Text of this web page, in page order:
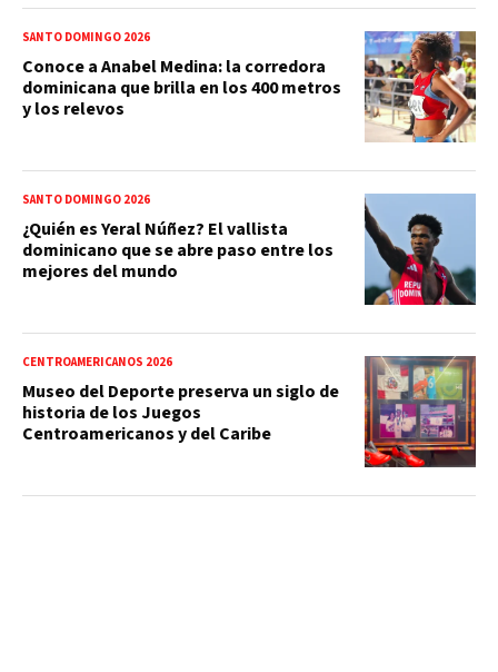
SANTO DOMINGO 2026
Conoce a Anabel Medina: la corredora
dominicana que brilla en los 400 metros
y los relevos
SANTO DOMINGO 2026
¿Quién es Yeral Núñez? El vallista
dominicano que se abre paso entre los
mejores del mundo
CENTROAMERICANOS 2026
Museo del Deporte preserva un siglo de
historia de los Juegos
Centroamericanos y del Caribe